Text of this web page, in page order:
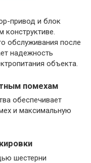
привод и блок
конструктиве.
обслуживания после
надежность
объекта.
помехам
обеспечивает
и максимальную
шестерни